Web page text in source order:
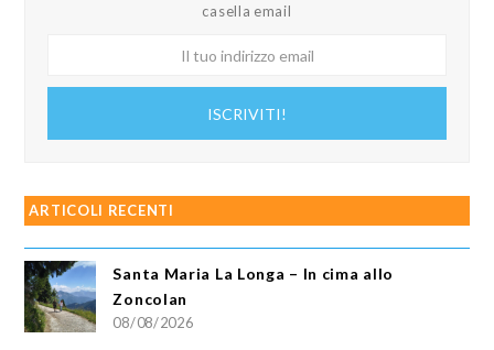
casella email
ISCRIVITI!
ARTICOLI RECENTI
Santa Maria La Longa – In cima allo
Zoncolan
08/08/2026